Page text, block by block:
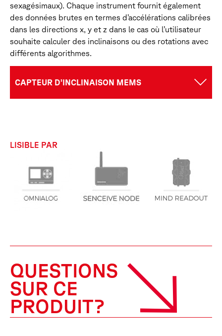
sexagésimaux). Chaque instrument fournit également
des données brutes en termes d’accélérations calibrées
dans les directions x, y et z dans le cas où l’utilisateur
souhaite calculer des inclinaisons ou des rotations avec
différents algorithmes.
CAPTEUR D’INCLINAISON MEMS
LISIBLE PAR
QUESTIONS
SUR CE
PRODUIT?